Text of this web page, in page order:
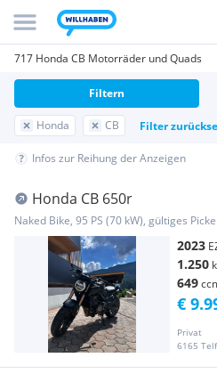
717 Honda CB Motorräder und Quads
Honda CB Filter
Filtern
Infos zur Reihung der Anzeigen
Honda CB 650r
Naked Bike, 95 PS (70 kW), gültiges
2023
1.250
649
Privat
6165
€